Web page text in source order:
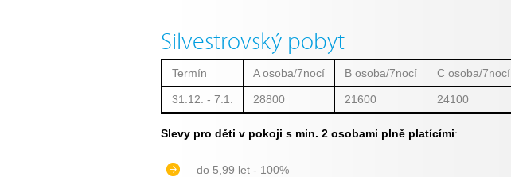
Silvestrovský pobyt
Termín A osoba/7nocí B osoba/7nocí C osoba/7nocí
31.12. - 7.1. 28800 21600 24100
Slevy pro děti v pokoji s min. 2 osobami plně platícími:
do 5,99 let - 100%